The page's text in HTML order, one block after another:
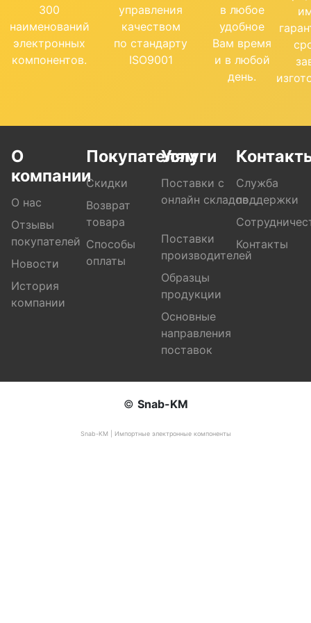
300
наименований
электронных
компонентов.
управления
качеством
по стандарту
ISO9001
в любое
удобное
Вам время
и в любой
день.
О
компании
О нас
Отзывы
покупателей
Новости
История
компании
Покупателям
Скидки
Возврат
товара
Способы
оплаты
Услуги
Поставки с
онлайн складов
Поставки
производителей
Образцы
продукции
Основные
направления
поставок
Служба
поддержки
Контакты
© Snab-KM
Snab-KM | Импортные электронные компоненты